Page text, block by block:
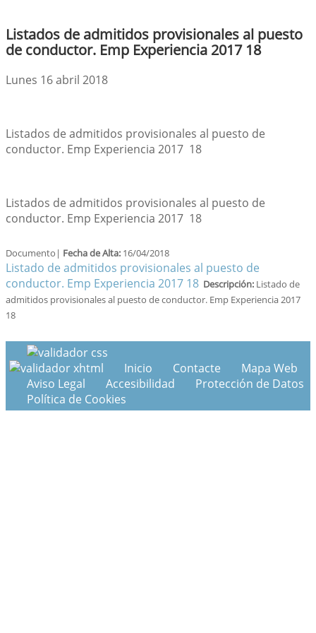
Listados de admitidos provisionales al puesto
de conductor. Emp Experiencia 2017 18
Lunes 16 abril 2018
Listados de admitidos provisionales al puesto de
conductor. Emp Experiencia 2017 18
Listados de admitidos provisionales al puesto de
conductor. Emp Experiencia 2017 18
Documento| Fecha de Alta: 16/04/2018
Listado de admitidos provisionales al puesto de
conductor. Emp Experiencia 2017 18 Descripción: Listado de
admitidos provisionales al puesto de conductor. Emp Experiencia 2017
18
Inicio Contacte
Mapa Web
Aviso Legal
Accesibilidad
Protección de Datos
Política de Cookies